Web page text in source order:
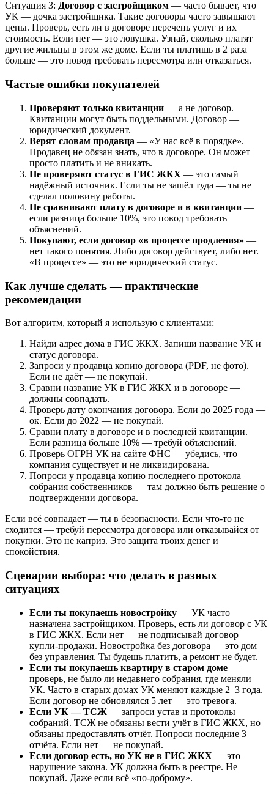
Ситуация 3: Договор с застройщиком — часто бывает, что
УК — дочка застройщика. Такие договоры часто завышают
цены. Проверь, есть ли в договоре перечень услуг и их
стоимость. Если нет — это ловушка. Узнай, сколько платят
другие жильцы в этом же доме. Если ты платишь в 2 раза
больше — это повод требовать пересмотра или отказаться.
Частые ошибки покупателей
Проверяют только квитанции — а не договор.
Квитанции могут быть поддельными. Договор —
юридический документ.
Верят словам продавца — «У нас всё в порядке».
Продавец не обязан знать, что в договоре. Он может
просто платить и не вникать.
Не проверяют статус в ГИС ЖКХ — это самый
надёжный источник. Если ты не зашёл туда — ты не
сделал половину работы.
Не сравнивают плату в договоре и в квитанции —
если разница больше 10%, это повод требовать
объяснений.
Покупают, если договор «в процессе продления» —
нет такого понятия. Либо договор действует, либо нет.
«В процессе» — это не юридический статус.
Как лучше сделать — практические
рекомендации
Вот алгоритм, который я использую с клиентами:
Найди адрес дома в ГИС ЖКХ. Запиши название УК и
статус договора.
Запроси у продавца копию договора (PDF, не фото).
Если не даёт — не покупай.
Сравни название УК в ГИС ЖКХ и в договоре —
должны совпадать.
Проверь дату окончания договора. Если до 2025 года —
ок. Если до 2022 — не покупай.
Сравни плату в договоре и в последней квитанции.
Если разница больше 10% — требуй объяснений.
Проверь ОГРН УК на сайте ФНС — убедись, что
компания существует и не ликвидирована.
Попроси у продавца копию последнего протокола
собрания собственников — там должно быть решение о
подтверждении договора.
Если всё совпадает — ты в безопасности. Если что-то не
сходится — требуй пересмотра договора или отказывайся от
покупки. Это не каприз. Это защита твоих денег и
спокойствия.
Сценарии выбора: что делать в разных
ситуациях
Если ты покупаешь новостройку — УК часто
назначена застройщиком. Проверь, есть ли договор с УК
в ГИС ЖКХ. Если нет — не подписывай договор
купли-продажи. Новостройка без договора — это дом
без управления. Ты будешь платить, а ремонт не будет.
Если ты покупаешь квартиру в старом доме —
проверь, не было ли недавнего собрания, где меняли
УК. Часто в старых домах УК меняют каждые 2–3 года.
Если договор не обновлялся 5 лет — это тревога.
Если УК — ТСЖ — запроси устав и протоколы
собраний. ТСЖ не обязаны вести учёт в ГИС ЖКХ, но
обязаны предоставлять отчёт. Попроси последние 3
отчёта. Если нет — не покупай.
Если договор есть, но УК не в ГИС ЖКХ — это
нарушение закона. УК должна быть в реестре. Не
покупай. Даже если всё «по-доброму».